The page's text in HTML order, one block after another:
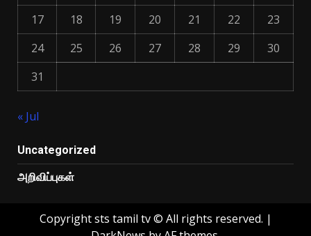
17
18 19 20 21 22
23
24
25 26 27 28 29
30
31
« Jul
Uncategorized
அறிவிப்புகள்
Copyright sts tamil tv © All rights reserved. |